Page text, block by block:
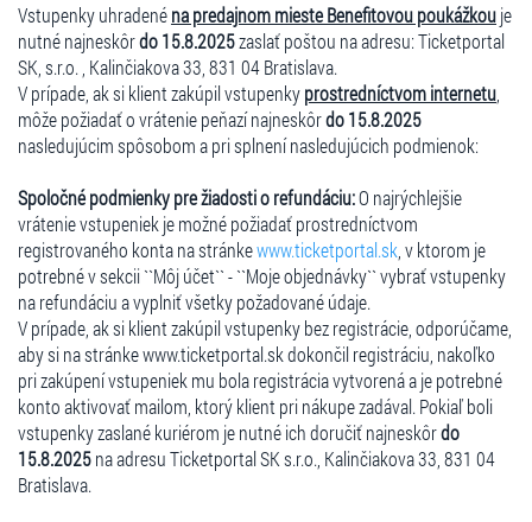
Vstupenky uhradenéna predajnom mieste Benefitovou poukážkouje
nutné najneskôrdo 15.8.2025zaslať poštou na adresu: Ticketportal
SK, s.r.o. , Kalinčiakova 33, 831 04 Bratislava.
V prípade, ak si klient zakúpil vstupenkyprostredníctvom internetu
môže požiadať o vrátenie peňazí najneskôrdo 15.8.2025
nasledujúcim spôsobom a pri splnení nasledujúcich podmienok:
Spoločné podmienky pre žiadosti o refundáciu:O najrýchlejšie
vrátenie vstupeniek je možné požiadať prostredníctvom
registrovaného konta na stránkewww.ticketportal.sk , v ktorom je
potrebné v sekcii ``Môj účet`` - ``Moje objednávky`` vybrať vstupenky
na refundáciu a vyplniť všetky požadované údaje.
V prípade, ak si klient zakúpil vstupenky bez registrácie, odporúčame,
aby si na stránke www.ticketportal.sk dokončil registráciu, nakoľko
pri zakúpení vstupeniek mu bola registrácia vytvorená a je potrebné
konto aktivovať mailom, ktorý klient pri nákupe zadával. Pokiaľ boli
vstupenky zaslané kuriérom je nutné ich doručiť najneskôrdo
15.8.2025na adresu Ticketportal SK s.r.o., Kalinčiakova 33, 831 04
Bratislava.